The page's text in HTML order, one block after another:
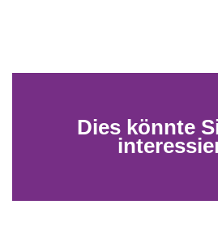
Dies könnte